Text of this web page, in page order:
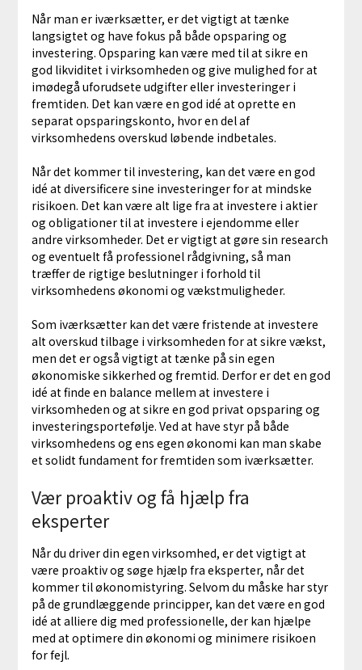
Når man er iværksætter, er det vigtigt at tænke
langsigtet og have fokus på både opsparing og
investering. Opsparing kan være med til at sikre en
god likviditet i virksomheden og give mulighed for at
imødegå uforudsete udgifter eller investeringer i
fremtiden. Det kan være en god idé at oprette en
separat opsparingskonto, hvor en del af
virksomhedens overskud løbende indbetales.
Når det kommer til investering, kan det være en god
idé at diversificere sine investeringer for at mindske
risikoen. Det kan være alt lige fra at investere i aktier
og obligationer til at investere i ejendomme eller
andre virksomheder. Det er vigtigt at gøre sin research
og eventuelt få professionel rådgivning, så man
træffer de rigtige beslutninger i forhold til
virksomhedens økonomi og vækstmuligheder.
Som iværksætter kan det være fristende at investere
alt overskud tilbage i virksomheden for at sikre vækst,
men det er også vigtigt at tænke på sin egen
økonomiske sikkerhed og fremtid. Derfor er det en god
idé at finde en balance mellem at investere i
virksomheden og at sikre en god privat opsparing og
investeringsportefølje. Ved at have styr på både
virksomhedens og ens egen økonomi kan man skabe
et solidt fundament for fremtiden som iværksætter.
Vær proaktiv og få hjælp fra
eksperter
Når du driver din egen virksomhed, er det vigtigt at
være proaktiv og søge hjælp fra eksperter, når det
kommer til økonomistyring. Selvom du måske har styr
på de grundlæggende principper, kan det være en god
idé at alliere dig med professionelle, der kan hjælpe
med at optimere din økonomi og minimere risikoen
for fejl.